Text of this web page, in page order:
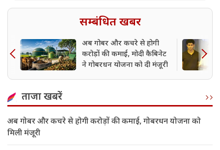
सम्बंधित खबर
अब गोबर और कचरे से होगी
करोड़ों की कमाई, मोदी कैबिनेट
ने गोबरधन योजना को दी मंजूरी
ताजा खबरें
अब गोबर और कचरे से होगी करोड़ों की कमाई, गोबरधन योजना को
मिली मंजूरी